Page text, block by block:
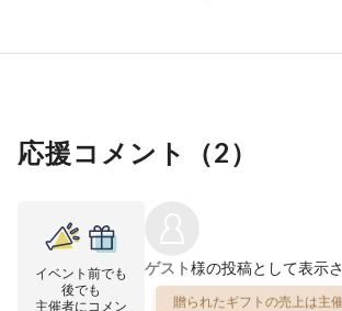
応援コメント（2）
イベント前でも
後でも
主催者にコメン
ゲスト様の投稿として表示さ
贈られたギフトの売上は主